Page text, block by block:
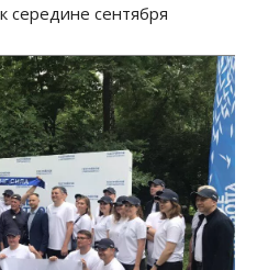
середине сентября